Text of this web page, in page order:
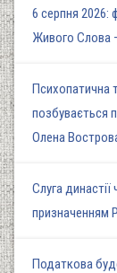
6 серпня 2026:
Живого Слова
Психопатична
позбувається
Олена
Слуга династії
призначенням
Податкова